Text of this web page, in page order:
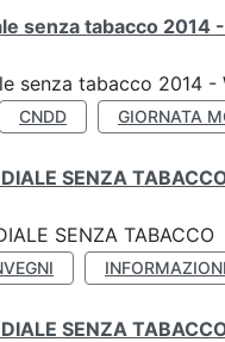
senza tabacco 2014
senza tabacco 2014
CNDD GIORNATA
SENZA
SENZA TABACCO
SENZA